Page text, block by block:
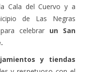
Cala del Cuervo y a
de Las Negras
celebrar
y tiendas